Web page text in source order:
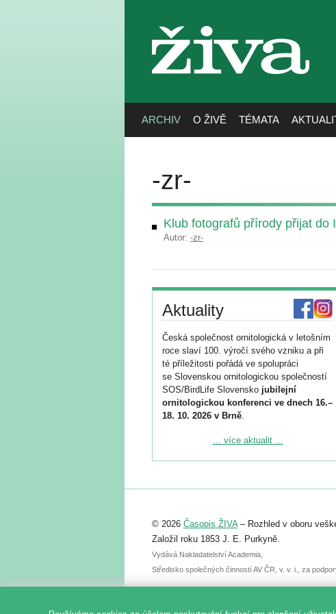
živa
ARCHIV O ŽIVĚ TÉMATA
-zr-
Klub fotografů přírody přijat do
Autor: -zr-
Aktuality
Česká společnost ornitologická v letošním
roce slaví 100. výročí svého vzniku a při
té příležitosti pořádá ve spolupráci
se Slovenskou ornitologickou společností
SOS/BirdLife Slovensko jubilejní
ornitologickou konferenci ve dnech 16.–
18. 10. 2026 v Brně.
Podrobnější informace ke konferenci
Registrovat se můžete do 6. září.
abstraktu přihlášené přednášky nebo
posteru je už 30. června.
... více aktualit ...
© 2026 Časopis ŽIVA– Rozhled v oboru
Založil roku 1853 J. E. Purkyně.
Vydává Nakladatelství Academia,
Středisko společných činností AV ČR, v. v. i., za